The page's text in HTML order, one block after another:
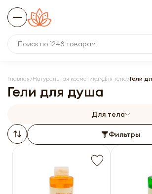
Главная Натуральная косметика Для тела Гели
Гели для душа
Для тела
Фильтры